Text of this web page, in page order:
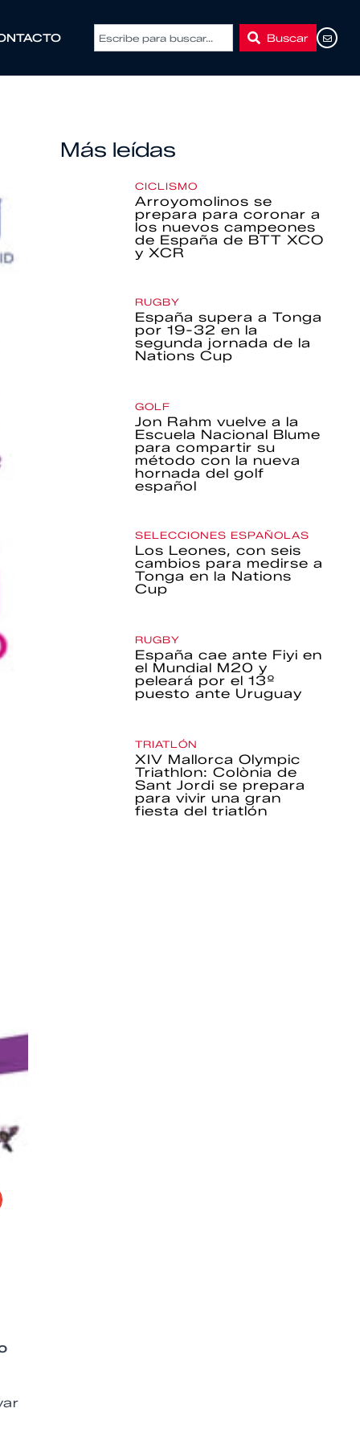
Buscar
Más leídas
CICLISMO
Arroyomolinos se
prepara para coronar a
los nuevos campeones
de España de BTT XCO
y XCR
RUGBY
España supera a Tonga
por 19-32 en la
segunda jornada de la
Nations Cup
GOLF
Jon Rahm vuelve a la
Escuela Nacional Blume
para compartir su
método con la nueva
hornada del golf
español
SELECCIONES ESPAÑOLAS
Los Leones, con seis
cambios para medirse a
Tonga en la Nations
Cup
RUGBY
España cae ante Fiyi en
el Mundial M20 y
peleará por el 13º
puesto ante Uruguay
TRIATLÓN
XIV Mallorca Olympic
Triathlon: Colònia de
Sant Jordi se prepara
para vivir una gran
fiesta del triatlón